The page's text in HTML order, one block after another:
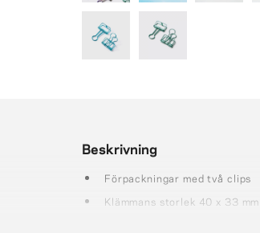
Beskrivning
Förpackningar med två clips
Klämmans storlek 40 x 33 mm